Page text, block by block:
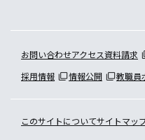
お問い合わせアクセス資料請求
採用情報
情報公開 教職員
このサイトについてサイトマッ